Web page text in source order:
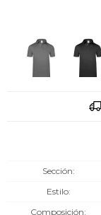
Sección
Estilo
Composición